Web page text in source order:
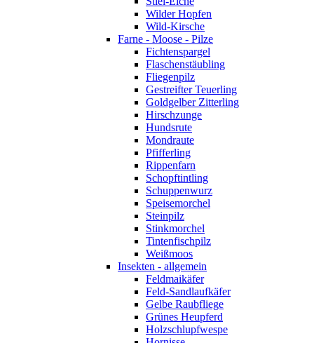
Wilder Hopfen
Wild-Kirsche
Farne - Moose - Pilze
Fichtenspargel
Flaschenstäubling
Fliegenpilz
Gestreifter Teuerling
Goldgelber Zitterling
Hirschzunge
Hundsrute
Mondraute
Pfifferling
Rippenfarn
Schopftintling
Schuppenwurz
Speisemorchel
Steinpilz
Stinkmorchel
Tintenfischpilz
Weißmoos
Insekten - allgemein
Feldmaikäfer
Feld-Sandlaufkäfer
Gelbe Raubfliege
Grünes Heupferd
Holzschlupfwespe